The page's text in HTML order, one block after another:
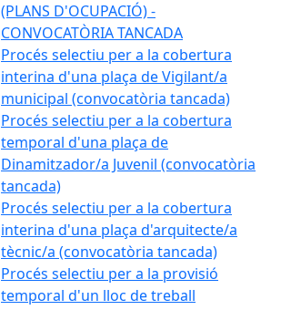
(PLANS D'OCUPACIÓ) -
CONVOCATÒRIA TANCADA
Procés selectiu per a la cobertura
interina d'una plaça de Vigilant/a
municipal (convocatòria tancada)
Procés selectiu per a la cobertura
temporal d'una plaça de
Dinamitzador/a Juvenil (convocatòria
tancada)
Procés selectiu per a la cobertura
interina d'una plaça d'arquitecte/a
tècnic/a (convocatòria tancada)
Procés selectiu per a la provisió
temporal d'un lloc de treball